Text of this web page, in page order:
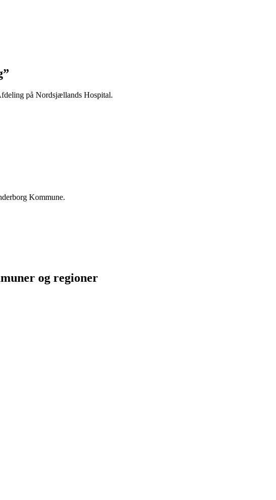
på Nordsjællands Hospital.
Kommune.
og regioner